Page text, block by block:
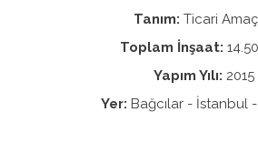
Tanım: Ticari
Toplam İnşaat:
Yapım Yılı: 2015
Yer: Bağcılar - İstanbul